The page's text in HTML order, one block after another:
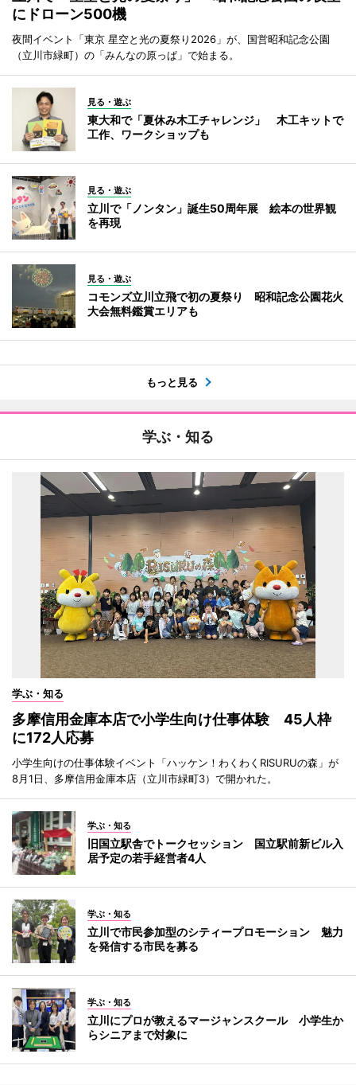
にドローン500機
夜間イベント「東京 星空と光の夏祭り2026」が、国営昭和記念公園
（立川市緑町）の「みんなの原っぱ」で始まる。
見る・遊ぶ
東大和で「夏休み木工チャレンジ」 木工キットで
工作、ワークショップも
見る・遊ぶ
立川で「ノンタン」誕生50周年展 絵本の世界観
を再現
見る・遊ぶ
コモンズ立川立飛で初の夏祭り 昭和記念公園花火
大会無料鑑賞エリアも
もっと見る
学ぶ・知る
学ぶ・知る
多摩信用金庫本店で小学生向け仕事体験 45人枠
に172人応募
小学生向けの仕事体験イベント「ハッケン！わくわくRISURUの森」が
8月1日、多摩信用金庫本店（立川市緑町3）で開かれた。
学ぶ・知る
旧国立駅舎でトークセッション 国立駅前新ビル入
居予定の若手経営者4人
学ぶ・知る
立川で市民参加型のシティープロモーション 魅力
を発信する市民を募る
学ぶ・知る
立川にプロが教えるマージャンスクール 小学生か
らシニアまで対象に